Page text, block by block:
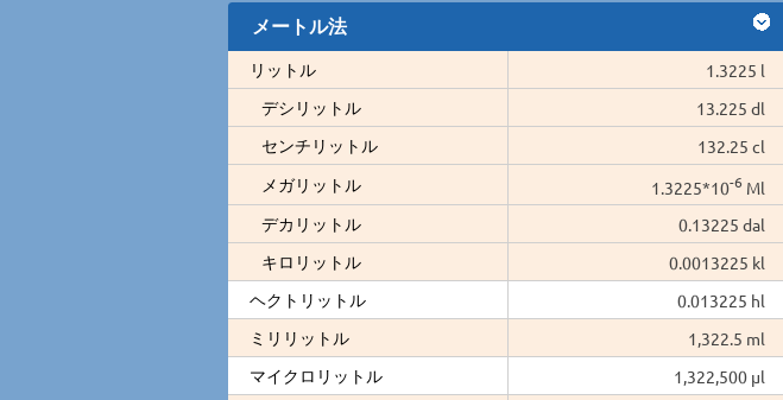
メートル法
リットル
1.3225 l
デシリットル
13.225 dl
センチリットル
132.25 cl
メガリットル
1.3225*10-6 Ml
デカリットル
0.13225 dal
キロリットル
0.0013225 kl
ヘクトリットル
0.013225 hl
ミリリットル
1,322.5 ml
マイクロリットル
1,322,500 µl